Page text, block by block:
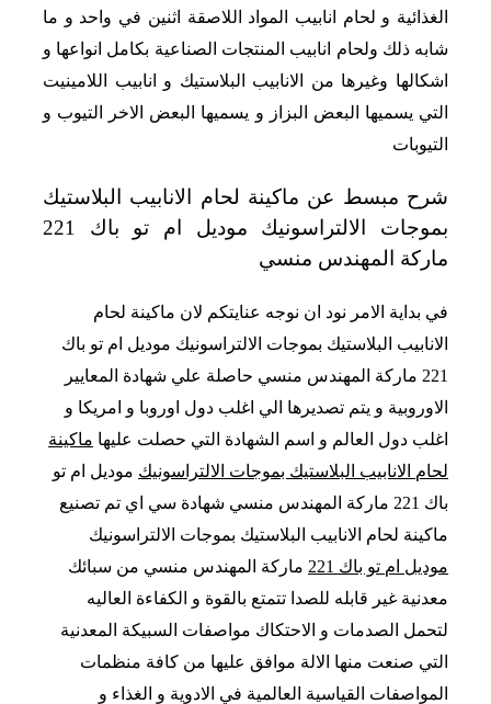
الغذائية و لحام انابيب المواد اللاصقة اثنين في واحد و ما
شابه ذلك ولحام انابيب المنتجات الصناعية بكامل انواعها و
اشكالها وغيرها من الانابيب البلاستيك و انابيب اللامينيت
التي يسميها البعض البزاز و يسميها البعض الاخر التيوب و
التيوبات
شرح مبسط عن ماكينة لحام الانابيب البلاستيك
بموجات الالتراسونيك موديل ام تو باك 221
ماركة المهندس منسي
في بداية الامر نود ان نوجه عنايتكم لان ماكينة لحام
الانابيب البلاستيك بموجات الالتراسونيك موديل ام تو باك
221 ماركة المهندس منسي حاصلة علي شهادة المعايير
الاوروبية و يتم تصديرها الي اغلب دول اوروبا و امريكا و
اغلب دول العالم و اسم الشهادة التي حصلت عليهاماكينة
لحام الانابيب البلاستيك بموجات الالتراسونيكموديل ام تو
باك 221 ماركة المهندس منسي شهادة سي اي تم تصنيع
ماكينة لحام الانابيب البلاستيك بموجات الالتراسونيك
موديل ام تو باك 221
ماركة المهندس منسي من سبائك
معدنية غير قابله للصدا تتمتع بالقوة و الكفاءة العاليه
لتحمل الصدمات و الاحتكاك مواصفات السبيكة المعدنية
التي صنعت منها الالة موافق عليها من كافة منظمات
المواصفات القياسية العالمية في الادوية و الغذاء و